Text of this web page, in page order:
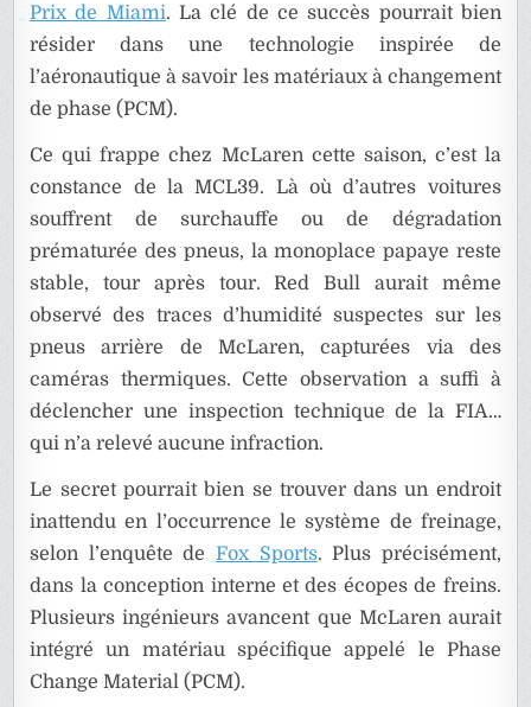
Prix de Miami. La clé de ce succès pourrait bien
résider dans une technologie inspirée de
l’aéronautique à savoir les matériaux à changement
de phase (PCM).
Ce qui frappe chez McLaren cette saison, c’est la
constance de la MCL39. Là où d’autres voitures
souffrent de surchauffe ou de dégradation
prématurée des pneus, la monoplace papaye reste
stable, tour après tour. Red Bull aurait même
observé des traces d’humidité suspectes sur les
pneus arrière de McLaren, capturées via des
caméras thermiques. Cette observation a suffi à
déclencher une inspection technique de la FIA…
qui n’a relevé aucune infraction.
Le secret pourrait bien se trouver dans un endroit
inattendu en l’occurrence le système de freinage,
selon l’enquête de Fox Sports. Plus précisément,
dans la conception interne et des écopes de freins.
Plusieurs ingénieurs avancent que McLaren aurait
intégré un matériau spécifique appelé le Phase
Change Material (PCM).